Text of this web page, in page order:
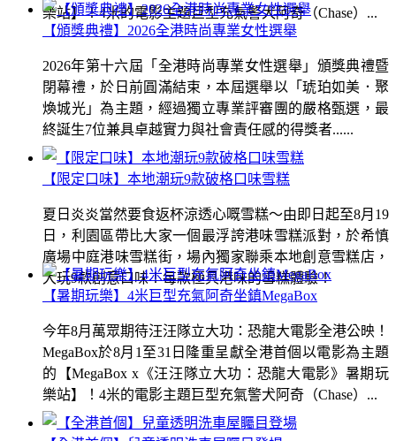
樂站】！4米的電影主題巨型充氣警犬阿奇（Chase）...
【限定口味】本地潮玩9款破格口味雪糕
夏日炎炎當然要食返杯涼透心嘅雪糕～由即日起至8月19
日，利園區帶比大家一個最浮誇港味雪糕派對，於希慎
廣場中庭港味雪糕街，場內獨家聯乘本地創意雪糕店，
大玩9款創意口味！每款極具港味的雪糕體驗！
【頒獎典禮】2026全港時尚專業女性選舉
2026年第十六屆「全港時尚專業女性選舉」頒獎典禮暨
閉幕禮，於日前圓滿結束，本屆選舉以「琥珀如美．聚
煥城光」為主題，經過獨立專業評審團的嚴格甄選，最
終誕生7位兼具卓越實力與社會責任感的得獎者......
【暑期玩樂】4米巨型充氣阿奇坐鎮MegaBox
今年8月萬眾期待汪汪隊立大功：恐龍大電影全港公映！
MegaBox於8月1至31日隆重呈獻全港首個以電影為主題
的【MegaBox x《汪汪隊立大功：恐龍大電影》暑期玩
樂站】！4米的電影主題巨型充氣警犬阿奇（Chase）...